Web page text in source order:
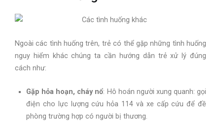
Ngoài các tình huống trên, trẻ có thể gặp những tình huống
nguy hiểm khác chúng ta cần hướng dẫn trẻ xử lý đúng
cách như:
Gặp hỏa hoạn, cháy nổ: Hô hoán người xung quanh: gọi
điện cho lực lượng cứu hỏa 114 và xe cấp cứu để đề
phòng trường hợp có người bị thương.